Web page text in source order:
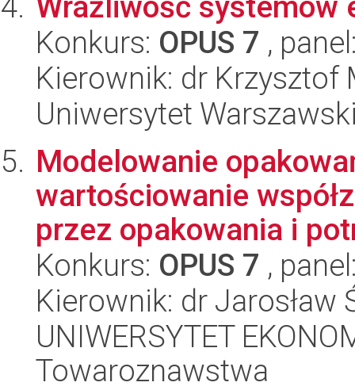
Konkurs: OPUS 7 ,
Kierownik: dr Krzysztof
Uniwersytet
Modelowanie
wartościowanie
przez opakowania i
Konkurs: OPUS 7 ,
Kierownik: dr Jarosław
UNIWERSYTET
Towaroznawstwa